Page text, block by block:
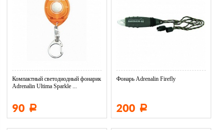
Компактный светодиодный фонарик
Adrenalin Ultima Sparkle ...
90 Р
Фонарь Adrenalin Firefly
200 Р